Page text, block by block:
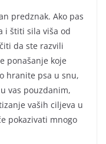
predznak. Ako pas
i štiti sila viša od
da ste razvili
ponašanje koje
hranite psa u snu,
vas pouzdanim,
vaših ciljeva u
pokazivati mnogo